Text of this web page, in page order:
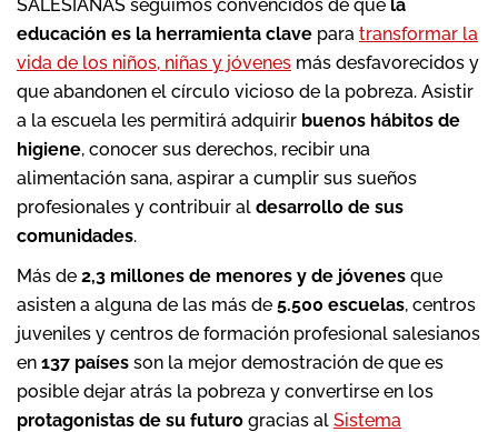
SALESIANAS seguimos convencidos de que la
educación es la herramienta clave para transformar la
vida de los niños, niñas y jóvenes más desfavorecidos y
que abandonen el círculo vicioso de la pobreza. Asistir
a la escuela les permitirá adquirir buenos hábitos de
higiene, conocer sus derechos, recibir una
alimentación sana, aspirar a cumplir sus sueños
profesionales y contribuir al desarrollo de sus
comunidades.
Más de 2,3 millones de menores y de jóvenes que
asisten a alguna de las más de 5.500 escuelas, centros
juveniles y centros de formación profesional salesianos
en 137 países son la mejor demostración de que es
posible dejar atrás la pobreza y convertirse en los
protagonistas de su futuro gracias al Sistema